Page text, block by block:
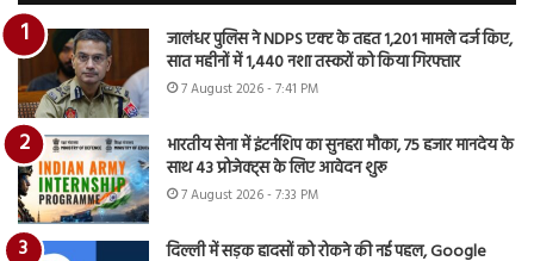
जालंधर पुलिस ने NDPS एक्ट के तहत 1,201 मामले दर्ज किए,
सात महीनों में 1,440 नशा तस्करों को किया गिरफ्तार
7 August 2026 - 7:41 PM
भारतीय सेना में इंटर्नशिप का सुनहरा मौका, 75 हजार मानदेय के
साथ 43 प्रोजेक्ट्स के लिए आवेदन शुरू
7 August 2026 - 7:33 PM
दिल्ली में सड़क हादसों को रोकने की नई पहल, Google